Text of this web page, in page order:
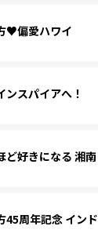
♥偏愛ハワイ
ンスパイアへ！
ど好きになる 湘
45周年記念 イン